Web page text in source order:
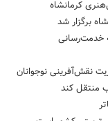
کرمانشاه
برگزار شد
خدمت‌رسانی
نقش‌آفرینی نوجوانان
منتقل کند